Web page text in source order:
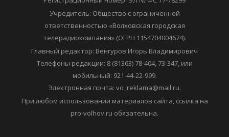
Учредитель: Общество с ограниченной
ответственностью «Волховская городская
телерадиокомпания» (ОГРН 1154704004674).
Главный редактор: Венгуров Игорь Владимирович
Телефоны редакции: 8 (81363) 78-404, 73-347, или
мобильный: 921-44-22-999.
Электронная почта: vo_reklama@mail.ru.
При любом использовании материалов сайта, ссылка на
pro-volhov.ru обязательна.